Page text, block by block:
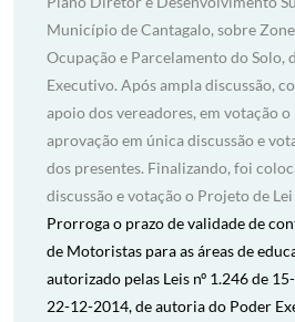
Município de Cantagalo, sobre
Ocupação e Parcelamento do Solo,
Executivo. Após ampla discussão,
apoio dos vereadores, em votação
aprovação em única discussão e
dos presentes. Finalizando, foi
discussão e votação o Projeto de
Prorroga o prazo de validade de
de Motoristas para as áreas de
autorizado pelas Leis nº 1.246 de
22-12-2014, de autoria do Poder